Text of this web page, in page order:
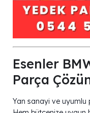
Esenler
Parça
Yan sanayi ve uyumlu